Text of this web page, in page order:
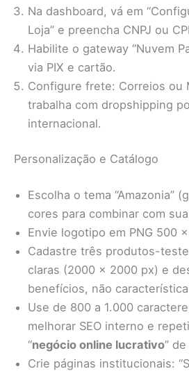
Na dashboard, vá em
Loja” e preencha CNPJ ou
Habilite o gateway “Nuvem
via PIX e cartão.
Configure frete: Correios ou
trabalha com dropshipping
internacional.
Personalização e Catálogo
Escolha o tema “Amazonia”
cores para combinar com
Envie logotipo em PNG 500
Cadastre três produtos-
claras (2000 × 2000 px) e
benefícios, não
Use de 800 a 1.000
melhorar SEO interno e
“negócio online lucrativo”
Crie páginas institucionais: